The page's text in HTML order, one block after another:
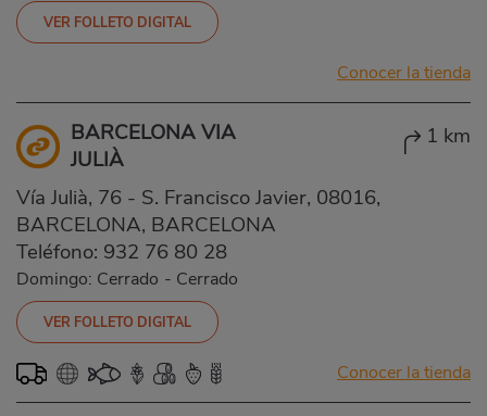
VER FOLLETO DIGITAL
Conocer la tienda
BARCELONA VIA
JULIÀ
1 km
Vía Julià, 76 - S. Francisco Javier, 08016,
BARCELONA, BARCELONA
Teléfono: 932 76 80 28
Domingo: Cerrado - Cerrado
VER FOLLETO DIGITAL
Conocer la tienda